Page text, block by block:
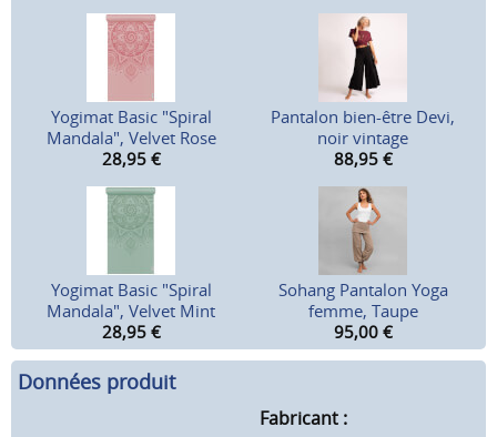
Yogimat Basic "Spiral
Mandala", Velvet Rose
28,95 €
Pantalon bien-être Devi,
noir vintage
88,95 €
Yogimat Basic "Spiral
Mandala", Velvet Mint
28,95 €
Sohang Pantalon Yoga
femme, Taupe
95,00 €
Données produit
Fabricant :